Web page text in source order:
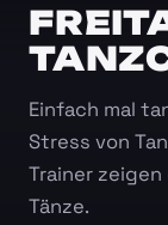
Einfach mal
Stress von
Trainer
Tänze.